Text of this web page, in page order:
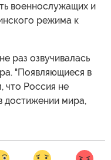
военнослужащих и
режима к
раз озвучивалась
"Появляющиеся в
что Россия не
достижении мира,